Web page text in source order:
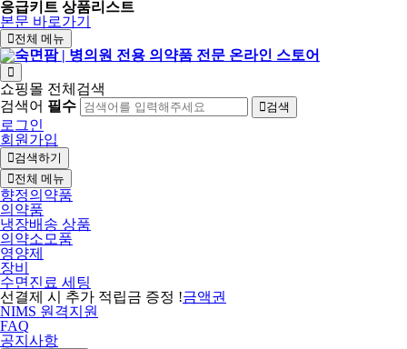
응급키트 상품리스트
본문 바로가기
전체 메뉴
쇼핑몰 전체검색
검색어 필수 검색
로그인
회원가입
검색하기
전체 메뉴
향정의약품
의약품
냉장배송 상품
의약소모품
영양제
장비
수면진료 세팅
선결제 시 추가 적립금 증정 !금액권
NIMS 원격지원
FAQ
공지사항